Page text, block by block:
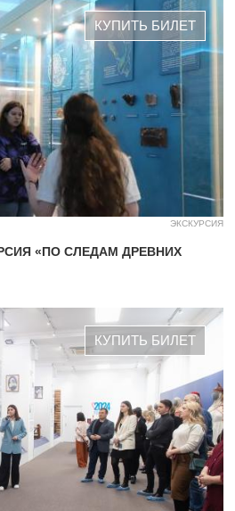
ЭКСКУРСИЯ
«ПО СЛЕДАМ ДРЕВНИХ
КУПИТЬ БИЛЕТ
КУПИТЬ БИЛЕТ